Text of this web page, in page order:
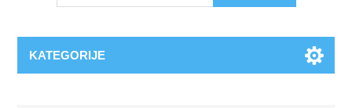
KATEGORIJE